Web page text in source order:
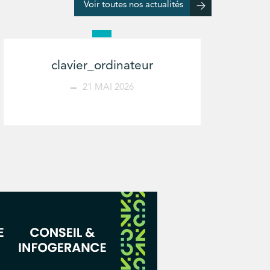
Voir toutes nos actualités
clavier_ordinateur
21 MAI 2026